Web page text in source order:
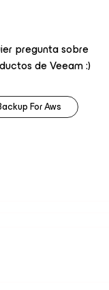
pregunta sobre
de Veeam :)
For Aws